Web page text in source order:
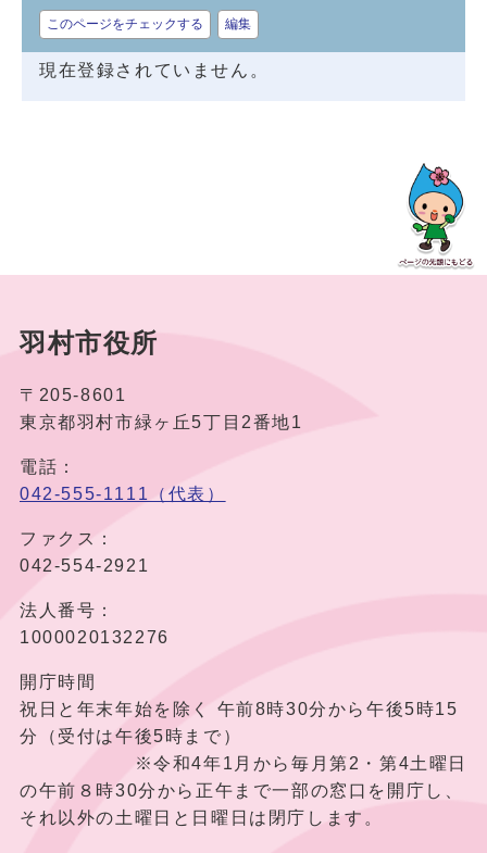
このページをチェックする 編集
現在登録されていません。
羽村市役所
〒205-8601
東京都羽村市緑ヶ丘5丁目2番地1
電話：
042-555-1111（代表）
ファクス：
042-554-2921
法人番号：
1000020132276
開庁時間
祝日と年末年始を除く 午前8時30分から午後5時15
分（受付は午後5時まで）
※令和4年1月から毎月第2・第4土曜日
の午前８時30分から正午まで一部の窓口を開庁し、
それ以外の土曜日と日曜日は閉庁します。